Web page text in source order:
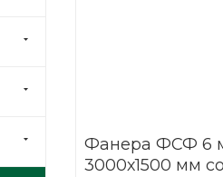
Фанера ФСФ 6
3000х1500 мм